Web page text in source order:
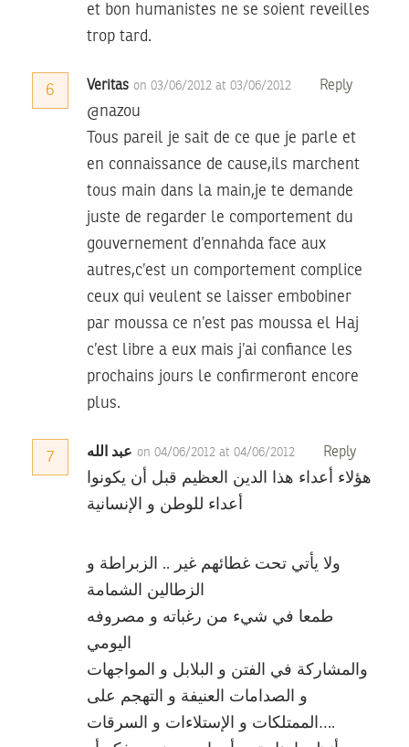
et bon humanistes ne se soient reveilles
trop tard.
6 Veritas on 03/06/2012 at 03/06/2012 Reply
@nazou
Tous pareil je sait de ce que je parle et
en connaissance de cause,ils marchent
tous main dans la main,je te demande
juste de regarder le comportement du
gouvernement d’ennahda face aux
autres,c’est un comportement complice
ceux qui veulent se laisser embobiner
par moussa ce n’est pas moussa el Haj
c’est libre a eux mais j’ai confiance les
prochains jours le confirmeront encore
plus.
7 عبد الله on 04/06/2012 at 04/06/2012 Reply
هؤلاء أعداء هذا الدين العظيم قبل أن يكونوا
أعداء للوطن و الإنسانية
ولا يأتي تحت غطائهم غير .. الزبراطة و
الزطالين الشمامة
طمعا في شيء من رغباته و مصروفه
اليومي
والمشاركة في الفتن و البلابل و المواجهات
و الصدامات العنيفة و التهجم على
الممتلكات و الإستلاءات و السرقات….